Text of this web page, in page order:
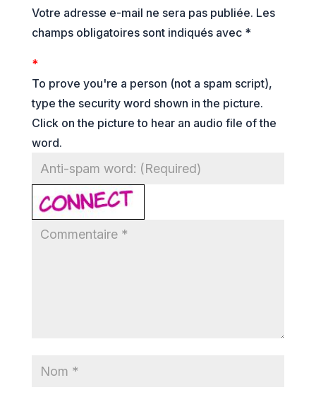
Votre adresse e-mail ne sera pas publiée. Les
champs obligatoires sont indiqués avec *
*
To prove you're a person (not a spam script),
type the security word shown in the picture.
Click on the picture to hear an audio file of the
word.